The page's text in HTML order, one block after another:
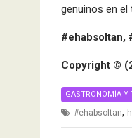
genuinos en el
#ehabsoltan,
Copyright ©️
GASTRONOMÍA Y
#ehabsoltan,